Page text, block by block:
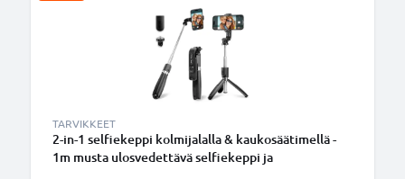
TARVIKKEET
2-in-1 selfiekeppi kolmijalalla & kaukosäätimellä -
1m musta ulosvedettävä selfiekeppi ja